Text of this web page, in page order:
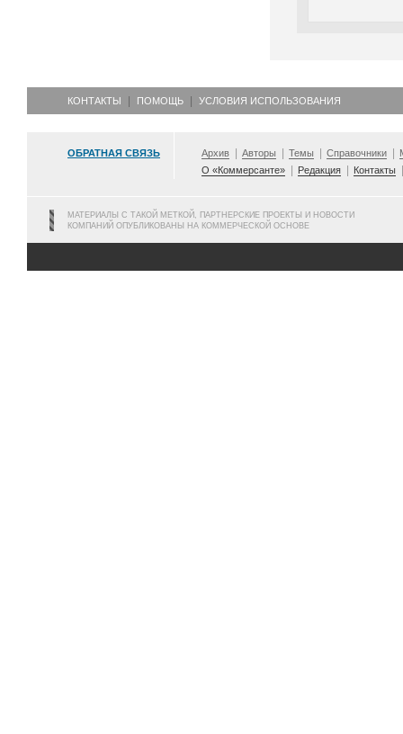
КОНТАКТЫ ПОМОЩЬ УСЛОВИЯ ИСПОЛЬЗОВАНИЯ
ОБРАТНАЯ СВЯЗЬ Архив Авторы Темы Справочники
О «Коммерсанте»
Редакция Контакты
МАТЕРИАЛЫ С ТАКОЙ МЕТКОЙ, ПАРТНЕРСКИЕ ПРОЕКТЫ И НОВОСТИ
КОМПАНИЙ ОПУБЛИКОВАНЫ НА КОММЕРЧЕСКОЙ ОСНОВЕ